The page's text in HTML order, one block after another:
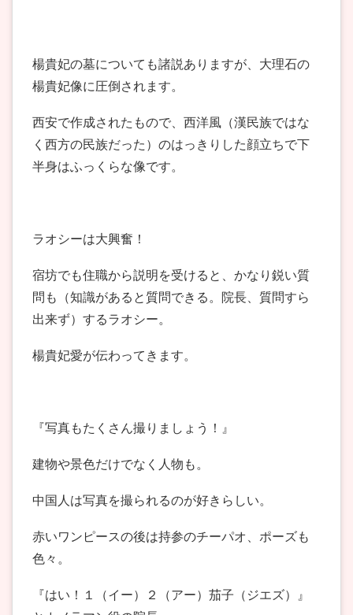
楊貴妃の墓についても諸説ありますが、大理石の
楊貴妃像に圧倒されます。
西安で作成されたもので、西洋風（漢民族ではな
く西方の民族だった）のはっきりした顔立ちで下
半身はふっくらな像です。
ラオシーは大興奮！
宿坊でも住職から説明を受けると、かなり鋭い質
問も（知識があると質問できる。院長、質問すら
出来ず）するラオシー。
楊貴妃愛が伝わってきます。
『写真もたくさん撮りましょう！』
建物や景色だけでなく人物も。
中国人は写真を撮られるのが好きらしい。
赤いワンピースの後は持参のチーパオ、ポーズも
色々。
『はい！１（イー）２（アー）茄子（ジエズ）』